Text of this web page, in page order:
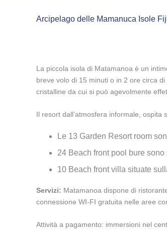
Arcipelago delle Mamanuca Isole
La piccola isola di Matamanoa è un
breve volo di 15 minuti o in 2 ore circa
cristalline da cui si può agevolmente
Il resort dall’atmosfera informale,
Le 13 Garden Resort room
24 Beach front pool bure
10 Beach front villa situate
Servizi: Matamanoa dispone di
connessione WI-FI gratuita nelle aree
Attività a pagamento: immersioni nel